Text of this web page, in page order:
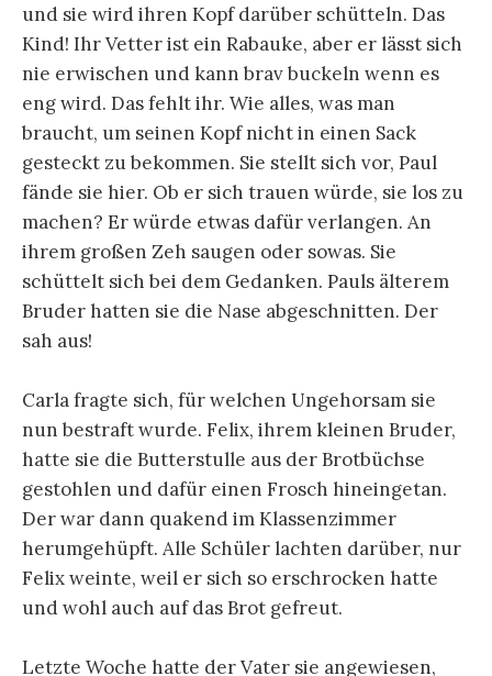
und sie wird ihren Kopf darüber schütteln. Das
Kind! Ihr Vetter ist ein Rabauke, aber er lässt sich
nie erwischen und kann brav buckeln wenn es
eng wird. Das fehlt ihr. Wie alles, was man
braucht, um seinen Kopf nicht in einen Sack
gesteckt zu bekommen. Sie stellt sich vor, Paul
fände sie hier. Ob er sich trauen würde, sie los zu
machen? Er würde etwas dafür verlangen. An
ihrem großen Zeh saugen oder sowas. Sie
schüttelt sich bei dem Gedanken. Pauls älterem
Bruder hatten sie die Nase abgeschnitten. Der
sah aus!
Carla fragte sich, für welchen Ungehorsam sie
nun bestraft wurde. Felix, ihrem kleinen Bruder,
hatte sie die Butterstulle aus der Brotbüchse
gestohlen und dafür einen Frosch hineingetan.
Der war dann quakend im Klassenzimmer
herumgehüpft. Alle Schüler lachten darüber, nur
Felix weinte, weil er sich so erschrocken hatte
und wohl auch auf das Brot gefreut.
Letzte Woche hatte der Vater sie angewiesen,